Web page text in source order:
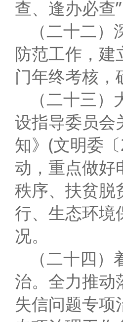
查、逢办必查”
（二十二
防范工作，
门年终考核，
（二十三
设指导委员会
知》(文明委
动，重点做好
秩序、扶贫脱
行、生态环境
况。
（二十四
治。全力推动
失信问题专项